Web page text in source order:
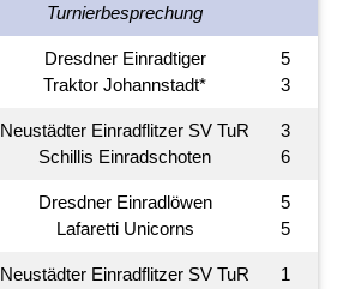
Turnierbesprechung
Dresdner Einradtiger
Traktor Johannstadt*
5
3
Neustädter Einradflitzer SV TuR
Schillis Einradschoten
3
6
Dresdner Einradlöwen
Lafaretti Unicorns
5
5
Neustädter Einradflitzer SV TuR
1